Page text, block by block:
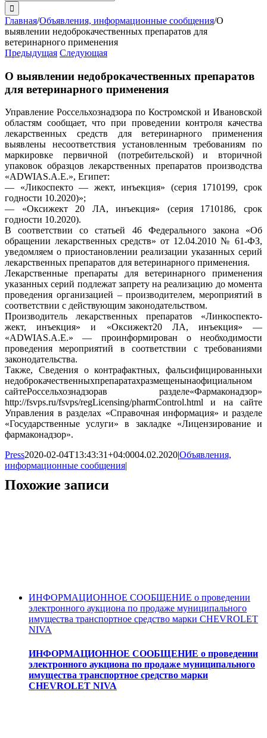
поиска:
Главная/Объявления, информационные сообщения/О
выявлении недоброкачественных препаратов для
ветеринарного применения
Предыдущая Следующая
О выявлении недоброкачественных препаратов
для ветеринарного применения
Управление Россельхознадзора по Костромской и Ивановской
областям сообщает, что при проведении контроля качества
лекарственных средств для ветеринарного применения
выявлены несоответствия установленным требованиям по
маркировке первичной (потребительской) и вторичной
упаковок образцов лекарственных препаратов производства
«АDWIAS.A.E.», Египет:
— «Ликоспекто — жект, инъекция» (серия 1710199, срок
годности 10.2020)»;
— «Оксижект 20 ЛА, инъекция» (серия 1710186, срок
годности 10.2020).
В соответствии со статьей 46 Федерального закона «Об
обращении лекарственных средств» от 12.04.2010 № 61-ФЗ,
уведомляем о приостановлении реализации указанных серий
лекарственных препаратов для ветеринарного применения.
Лекарственные препараты для ветеринарного применения
указанных серий подлежат запрету на реализацию до момента
проведения организацией – производителем, мероприятий в
соответствии с действующим законодательством.
Производитель лекарственных препаратов «Линкоспекто-
жект, инъекция» и «Оксижект20 ЛА, инъекция» —
«ADWIAS.A.E.» — проинформирован о необходимости
проведения мероприятий в соответствии с требованиями
законодательства.
Также, Сведения о контрафактных, фальсифицированныхи
недоброкачественныхпрепаратахразмещенынаофициальном
сайтеРоссельхознадзорав разделе«Фармаконадзор»
http://fsvps.ru/fsvps/regLicensing/pharmControl.html и на сайте
Управления в разделах «Справочная информация» и разделе
«Государственные услуги» в закладке «Лицензирование и
фармаконадзор».
Press2020-02-04T13:43:31+04:0004.02.2020|Объявления,
информационные сообщения|
Похожие записи
ИНФОРМАЦИОННОЕ СООБЩЕНИЕ о проведении
электронного аукциона по продаже муниципального
имущества транспортное средство марки CHEVROLET
NIVA
ИНФОРМАЦИОННОЕ СООБЩЕНИЕ о проведении
электронного аукциона по продаже муниципального
имущества транспортное средство марки
CHEVROLET NIVA